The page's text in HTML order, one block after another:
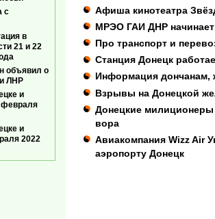
Афиша кинотеатра
МРЭО ГАИ ДНР начинает
Про транспорт и
Станция Донецк
Информация дончанам,
Взрывы на Донецкой
Донецкие милиционеры
вора
Авиакомпания Wizz Air
аэропорту Донецк
с
в
21 и 22
объявил о
ЛНР
и
февраля
и
2022